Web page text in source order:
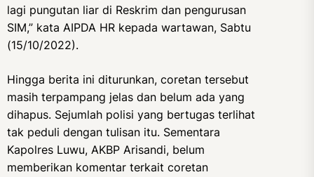
lagi pungutan liar di Reskrim dan pengurusan
SIM,” kata AIPDA HR kepada wartawan, Sabtu
(15/10/2022).
Hingga berita ini diturunkan, coretan tersebut
masih terpampang jelas dan belum ada yang
dihapus. Sejumlah polisi yang bertugas terlihat
tak peduli dengan tulisan itu. Sementara
Kapolres Luwu, AKBP Arisandi, belum
memberikan komentar terkait coretan